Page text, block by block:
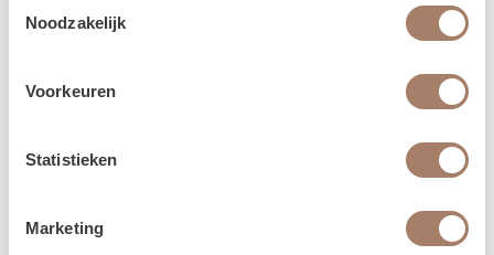
Noodzakelijk
Voorkeuren
Statistieken
Marketing